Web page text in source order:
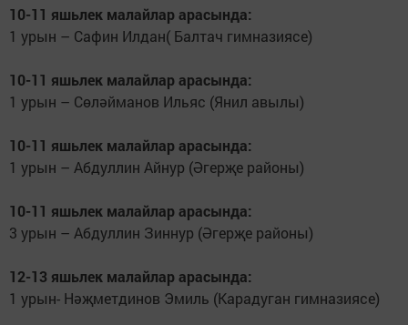
10-11 яшьлек малайлар арасында:
1 урын – Сафин Илдан( Балтач гимназиясе)
10-11 яшьлек малайлар арасында:
1 урын – Сөләйманов Ильяс (Янил авылы)
10-11 яшьлек малайлар арасында:
1 урын – Абдуллин Айнур (Әгерҗе районы)
10-11 яшьлек малайлар арасында:
3 урын – Абдуллин Зиннур (Әгерҗе районы)
12-13 яшьлек малайлар арасында:
1 урын- Нәҗметдинов Эмиль (Карадуган гимназиясе)